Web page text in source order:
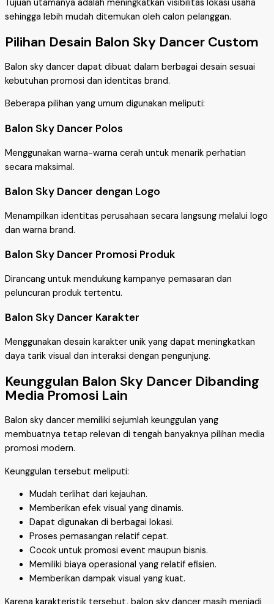
Tujuan utamanya adalah meningkatkan visibilitas lokasi usaha
sehingga lebih mudah ditemukan oleh calon pelanggan.
Pilihan Desain Balon Sky Dancer Custom
Balon sky dancer dapat dibuat dalam berbagai desain sesuai
kebutuhan promosi dan identitas brand.
Beberapa pilihan yang umum digunakan meliputi:
Balon Sky Dancer Polos
Menggunakan warna-warna cerah untuk menarik perhatian
secara maksimal.
Balon Sky Dancer dengan Logo
Menampilkan identitas perusahaan secara langsung melalui logo
dan warna brand.
Balon Sky Dancer Promosi Produk
Dirancang untuk mendukung kampanye pemasaran dan
peluncuran produk tertentu.
Balon Sky Dancer Karakter
Menggunakan desain karakter unik yang dapat meningkatkan
daya tarik visual dan interaksi dengan pengunjung.
Keunggulan Balon Sky Dancer Dibanding
Media Promosi Lain
Balon sky dancer memiliki sejumlah keunggulan yang
membuatnya tetap relevan di tengah banyaknya pilihan media
promosi modern.
Keunggulan tersebut meliputi:
Mudah terlihat dari kejauhan.
Memberikan efek visual yang dinamis.
Dapat digunakan di berbagai lokasi.
Proses pemasangan relatif cepat.
Cocok untuk promosi event maupun bisnis.
Memiliki biaya operasional yang relatif efisien.
Memberikan dampak visual yang kuat.